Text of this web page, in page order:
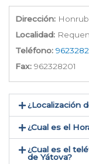
Dirección:
Localidad:
Teléfono:
Fax: 962328201
¿Localización
¿Cual es el
¿Cual es el
de Yátova​?